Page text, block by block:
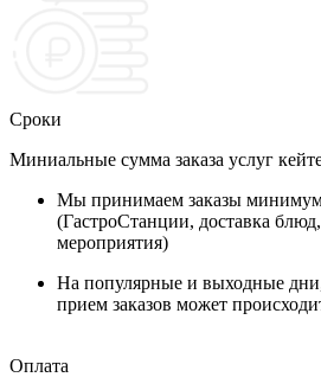
Сроки
Миниальные сумма заказа услуг
Мы принимаем заказы минимум
(ГастроСтанции, доставка
мероприятия)
На популярные и выходные
прием заказов может
Оплата